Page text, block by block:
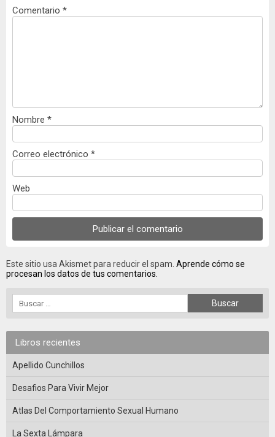
Comentario *
Nombre *
Correo electrónico *
Web
Este sitio usa Akismet para reducir el spam. Aprende cómo se
procesan los datos de tus comentarios.
Libros recientes
Apellido Cunchillos
Desafios Para Vivir Mejor
Atlas Del Comportamiento Sexual Humano
La Sexta Lámpara